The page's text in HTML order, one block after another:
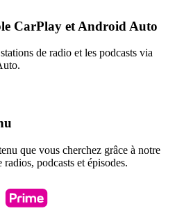
CarPlay et Android Auto
de radio et les podcasts via
que vous cherchez grâce à notre
podcasts et épisodes.